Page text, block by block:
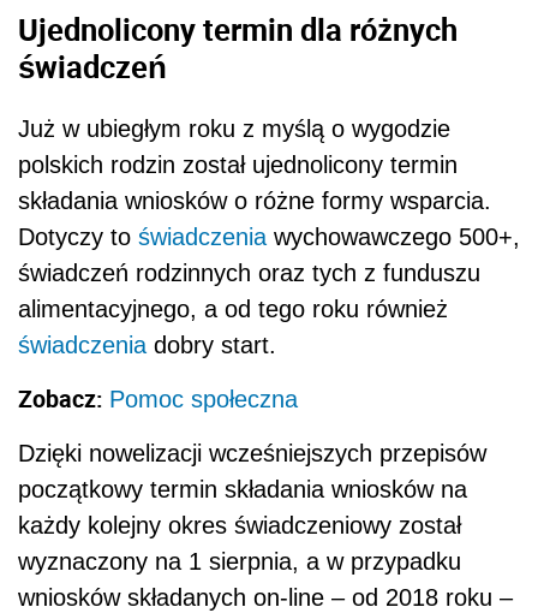
Ujednolicony termin dla różnych
świadczeń
Już w ubiegłym roku z myślą o wygodzie
polskich rodzin został ujednolicony termin
składania wniosków o różne formy wsparcia.
Dotyczy to świadczenia wychowawczego 500+,
świadczeń rodzinnych oraz tych z funduszu
alimentacyjnego, a od tego roku również
świadczenia dobry start.
Zobacz: Pomoc społeczna
Dzięki nowelizacji wcześniejszych przepisów
początkowy termin składania wniosków na
każdy kolejny okres świadczeniowy został
wyznaczony na 1 sierpnia, a w przypadku
wniosków składanych on-line – od 2018 roku –